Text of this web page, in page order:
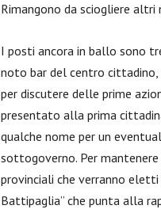
Rimangono da sciogliere altri
I posti ancora in ballo sono
noto bar del centro
per discutere delle prime
presentato alla prima
qualche nome per un
sottogoverno. Per
provinciali che verranno eletti
Battipaglia” che punta alla